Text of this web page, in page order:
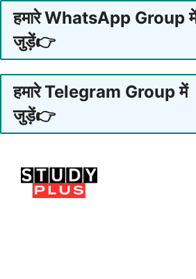
हमारे WhatsApp Group
जुड़ें👉
हमारे Telegram Group में
जुड़ें👉
content